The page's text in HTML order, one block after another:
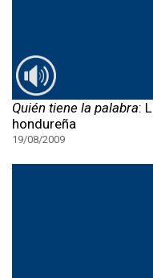
Quién tiene la palabra:
hondureña
19/08/2009